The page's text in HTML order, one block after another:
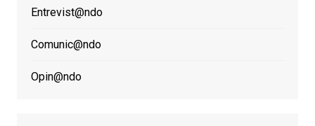
Entrevist@ndo
Comunic@ndo
Opin@ndo